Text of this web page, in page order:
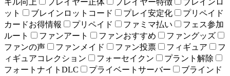
キル向上 プレイヤー正体 プレイヤー特徴
ブレインロ
ット
ブレインロットコード プレイ安定化
プリペイド
カードお得情報
プリペイド ファミマ払い
フェス参加
ルート
ファンアート ファンおすすめ
ファングッズ
ファンの声
ファンメイド ファン投票 フィギュア
フ
ィギュアコレクション
フォーセイクン
プラント解除
フォートナイトDLC
プライベートサーバー
ブラインド